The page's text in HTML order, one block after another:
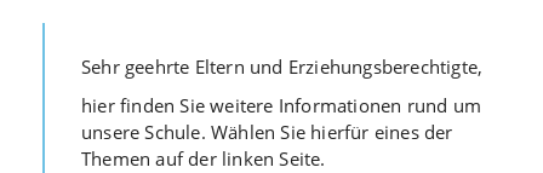
Sehr geehrte Eltern und Erziehungsberechtigte,
hier finden Sie weitere Informationen rund um
unsere Schule. Wählen Sie hierfür eines der
Themen auf der linken Seite.